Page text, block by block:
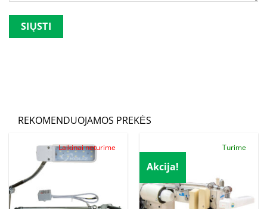
REKOMENDUOJAMOS PREKĖS
Laikinai neturime
Akcija!
Turime